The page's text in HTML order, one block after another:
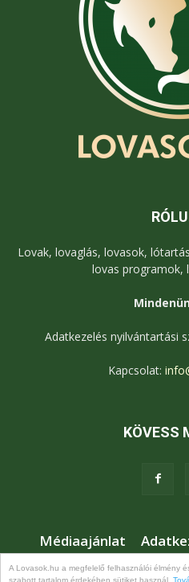
A Lovasok.hu a megfelelő felhasználói élmény
szabott tartalom érdekében sütiket használ.
Lovak, lovaglás, lovasok,
lovas programok,
Adatkezelés nyilvántartási
Kapcsolat:
KÖVESS
Médiaajánlat
Jogi nyilatkozat